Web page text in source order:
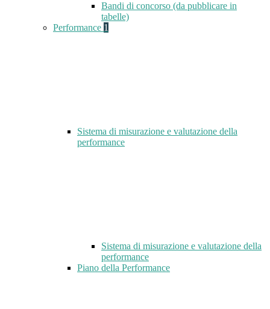
Bandi di concorso (da pubblicare in
tabelle)
Performance 1
Sistema di misurazione e valutazione della
performance
Sistema di misurazione e valutazione della
performance
Piano della Performance